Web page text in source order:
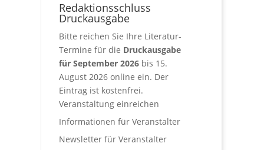
Redaktionsschluss
Druckausgabe
Bitte reichen Sie Ihre Literatur-
Termine für die Druckausgabe
für September 2026 bis 15.
August 2026 online ein. Der
Eintrag ist kostenfrei.
Veranstaltung einreichen
Informationen für Veranstalter
Newsletter für Veranstalter